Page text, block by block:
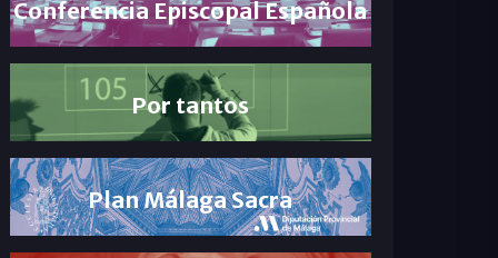
Conferencia Episcopal Española
Por tantos
Plan Málaga Sacra